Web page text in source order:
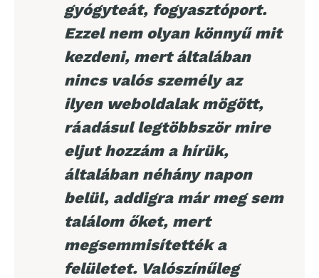
gyógyteát, fogyasztóport.
Ezzel nem olyan könnyű mit
kezdeni, mert általában
nincs valós személy az
ilyen weboldalak mögött,
ráadásul legtöbbször mire
eljut hozzám a hírük,
általában néhány napon
belül, addigra már meg sem
találom őket, mert
megsemmisítették a
felületet. Valószínűleg